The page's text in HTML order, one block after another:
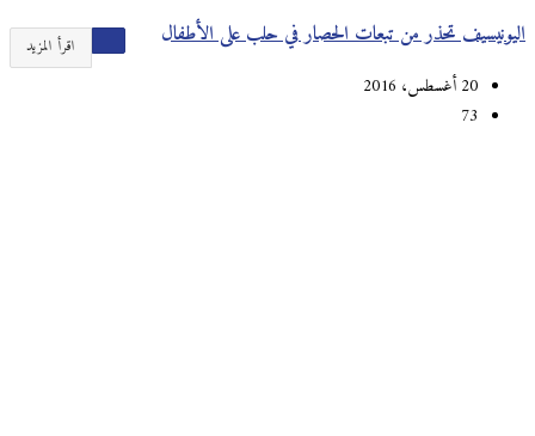
اقرأ المزيد اليونيسيف تحذر من تبعات الحصار في حلب على الأطفال
20 أغسطس، 2016
73